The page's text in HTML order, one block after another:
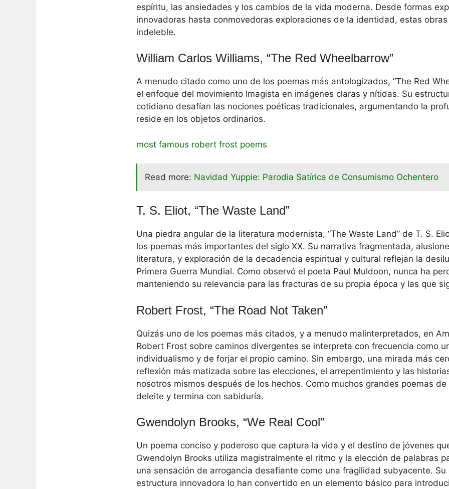
espíritu, las ansiedades y los cambios de la vida moderna. Desde formas
innovadoras hasta conmovedoras exploraciones de la identidad, estas
indeleble.
William Carlos Williams, “The Red Wheelbarrow”
A menudo citado como uno de los poemas más antologizados, “The Red
el enfoque del movimiento Imagista en imágenes claras y nítidas. Su
cotidiano desafían las nociones poéticas tradicionales, argumentando la
reside en los objetos ordinarios.
most famous robert frost poems
Read more: Navidad Yuppie: Parodia Satírica de Consumismo Ochentero
T. S. Eliot, “The Waste Land”
Una piedra angular de la literatura modernista, “The Waste Land” de T. S.
los poemas más importantes del siglo XX. Su narrativa fragmentada,
literatura, y exploración de la decadencia espiritual y cultural reflejan la
Primera Guerra Mundial. Como observó el poeta Paul Muldoon, nunca ha
manteniendo su relevancia para las fracturas de su propia época y las que
Robert Frost, “The Road Not Taken”
Quizás uno de los poemas más citados, y a menudo malinterpretados, en
Robert Frost sobre caminos divergentes se interpreta con frecuencia como
individualismo y de forjar el propio camino. Sin embargo, una mirada más
reflexión más matizada sobre las elecciones, el arrepentimiento y las
nosotros mismos después de los hechos. Como muchos grandes poemas
deleite y termina con sabiduría.
Gwendolyn Brooks, “We Real Cool”
Un poema conciso y poderoso que captura la vida y el destino de jóvenes
Gwendolyn Brooks utiliza magistralmente el ritmo y la elección de palabras
una sensación de arrogancia desafiante como una fragilidad subyacente.
estructura innovadora lo han convertido en un elemento básico para